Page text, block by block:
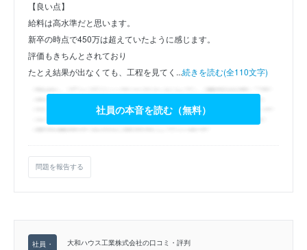
【良い点】
給料は高水準だと思います。
新卒の時点で450万は超えていたように感じます。
評価もきちんとされており
たとえ結果が出なくても、工程を見てく...続きを読む(全110文字)
社員の本音を読む（無料）
問題を報告する
大和ハウス工業株式会社の口コミ・評判